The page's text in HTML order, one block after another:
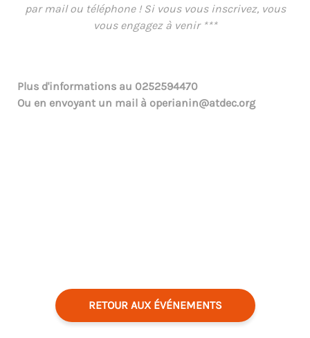
par mail ou téléphone ! Si vous vous inscrivez, vous
vous engagez à venir ***
Plus d'informations au 0252594470
Ou en envoyant un mail à operianin@atdec.org
RETOUR AUX ÉVÉNEMENTS